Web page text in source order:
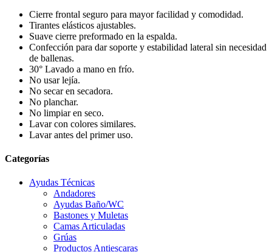
Cierre frontal seguro para mayor facilidad y comodidad.
Tirantes elásticos ajustables.
Suave cierre preformado en la espalda.
Confección para dar soporte y estabilidad lateral sin necesidad
de ballenas.
30° Lavado a mano en frío.
No usar lejía.
No secar en secadora.
No planchar.
No limpiar en seco.
Lavar con colores similares.
Lavar antes del primer uso.
Categorías
Ayudas Técnicas
Andadores
Ayudas Baño/WC
Bastones y Muletas
Camas Articuladas
Grúas
Productos Antiescaras